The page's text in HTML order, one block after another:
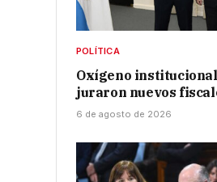
POLÍTICA
Oxígeno
juraron nuevos
6 de agosto de 2026